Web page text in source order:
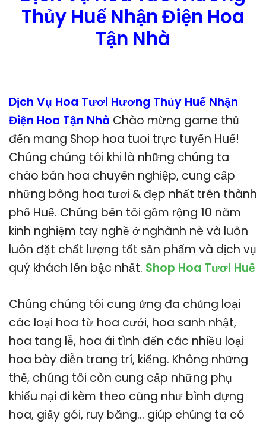
Thủy Huế Nhận Điện Hoa
Tận Nhà
Dịch Vụ Hoa Tươi Hương Thủy Huế Nhận
Điện Hoa Tận Nhà Chào mừng game thủ
đến mang Shop hoa tuoi trực tuyến Huế!
Chúng chúng tôi khi là những chúng ta
chào bán hoa chuyên nghiệp, cung cấp
những bông hoa tươi & đẹp nhất trên thành
phố Huế. Chúng bên tôi gồm rộng 10 năm
kinh nghiệm tay nghề ở nghành nè và luôn
luôn đặt chất lượng tốt sản phẩm và dịch vụ
quý khách lên bậc nhất. Shop Hoa Tươi Huế
Chúng chúng tôi cung ứng đa chủng loại
các loại hoa từ hoa cưới, hoa sanh nhật,
hoa tang lễ, hoa ái tình đến các nhiều loại
hoa bày diễn trang trí, kiểng. Không những
thế, chúng tôi còn cung cấp những phụ
khiếu nại đi kèm theo cũng như bình đựng
hoa, giấy gói, ruy băng… giúp chúng ta có